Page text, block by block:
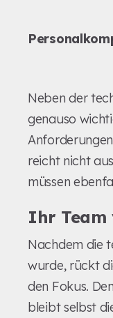
Neben der
genauso
reicht nicht
müssen
Ihr Team
Nachdem die
wurde, rückt
den Fokus.
bleibt selbst